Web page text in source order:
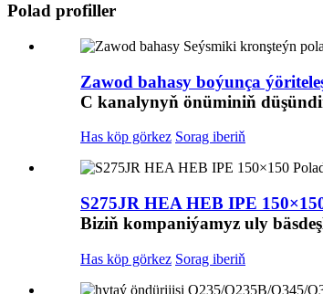
Polad profiller
Zawod bahasy boýunça
C kanalynyň önüminiň
Has köp görkez Sorag iberiň
S275JR HEA HEB IPE
Biziň kompaniýamyz uly
Has köp görkez Sorag iberiň